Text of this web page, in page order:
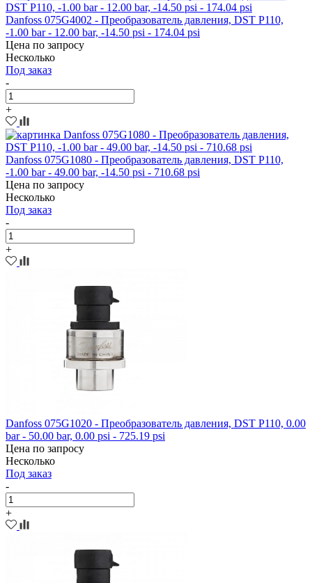
Danfoss 075G4002 - Преобразователь давления, DST P110,
-1.00 bar - 12.00 bar, -14.50 psi - 174.04 psi
Цена по запросу
Несколько
Под заказ
-
+
Danfoss 075G1080 - Преобразователь давления, DST P110,
-1.00 bar - 49.00 bar, -14.50 psi - 710.68 psi
Цена по запросу
Несколько
Под заказ
-
+
Danfoss 075G1020 - Преобразователь давления, DST P110, 0.00
bar - 50.00 bar, 0.00 psi - 725.19 psi
Цена по запросу
Несколько
Под заказ
-
+